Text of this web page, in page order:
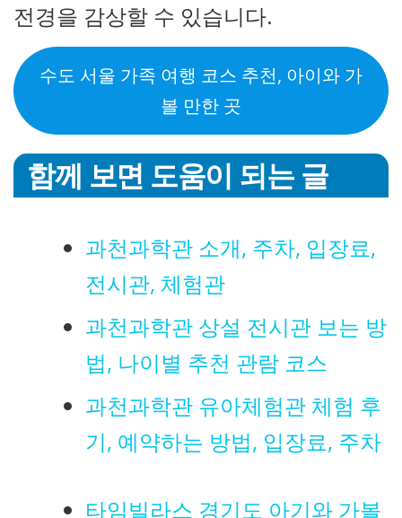
전경을 감상할 수 있습니다.
수도 서울 가족 여행 코스 추천, 아이와 가
볼 만한 곳
함께 보면 도움이 되는 글
과천과학관 소개, 주차, 입장료,
전시관, 체험관
과천과학관 상설 전시관 보는 방
법, 나이별 추천 관람 코스
과천과학관 유아체험관 체험 후
기, 예약하는 방법, 입장료, 주차
타임빌라스 경기도 아기와 가볼